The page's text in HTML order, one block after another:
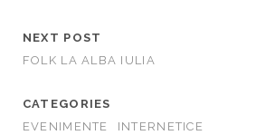
NEXT POST
FOLK LA ALBA IULIA
CATEGORIES
EVENIMENTE
INTERNETICE